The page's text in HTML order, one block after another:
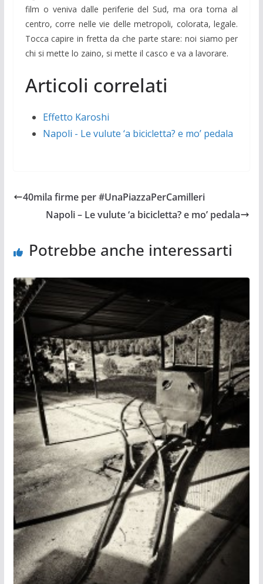
film o veniva dalle periferie del Sud, ma ora torna al
centro, corre nelle vie delle metropoli, colorata, legale.
Tocca capire in fretta da che parte stare: noi siamo per
chi si mette lo zaino, si mette il casco e va a lavorare.
Articoli correlati
Effetto Karoshi
Napoli - Le vulute ‘a bicicletta? e mo’ pedala
40mila firme per #UnaPiazzaPerCamilleri
Napoli – Le vulute ‘a bicicletta? e mo’ pedala
Potrebbe anche interessarti